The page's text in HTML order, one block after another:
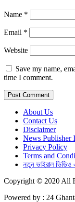
Name *
Email *
Website
Save my name,
time I comment.
About Us
Contact Us
Disclaimer
News Publisher
Privacy Policy
Terms and
নতুন ভাইরাল ভিডিও
Copyright © 2020 All
Powered by : 24